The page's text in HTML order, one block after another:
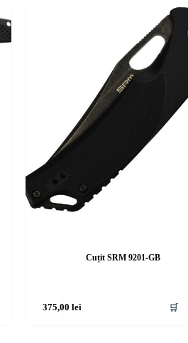
Cuțit SRM 9201-GB
375,00 lei 🛒